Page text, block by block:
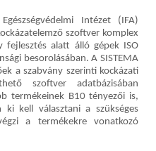
Intézet (IFA)
szoftver komplex
fejlesztés alatt álló gépek ISO
besorolásában. A SISTEMA
a szabvány szerinti kockázati
szoftver adatbázisában
termékeinek B10 tényezői is,
ki kell választani a szükséges
a termékekre vonatkozó